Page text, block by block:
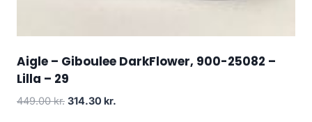
Aigle – Giboulee DarkFlower, 900-25082 –
Lilla – 29
449.00kr. Den
314.30 kr.